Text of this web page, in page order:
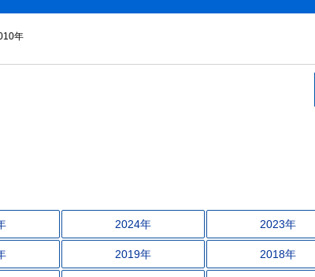
年
2024年 2023年
2019年 2018年